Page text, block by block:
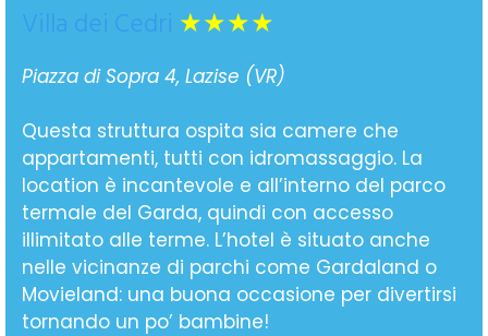
★★★★
Piazza di Sopra 4, Lazise (VR)
Questa struttura ospita sia camere che
appartamenti, tutti con idromassaggio. La
location è incantevole e all’interno del parco
termale del Garda, quindi con accesso
illimitato alle terme. L’hotel è situato anche
nelle vicinanze di parchi come Gardaland o
Movieland: una buona occasione per divertirsi
tornando un po’ bambine!